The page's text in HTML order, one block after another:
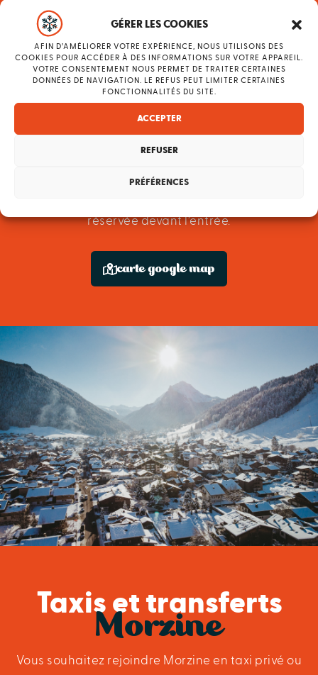
GÉRER LES COOKIES
AFIN D’AMÉLIORER VOTRE EXPÉRIENCE, NOUS UTILISONS DES
COOKIES POUR ACCÉDER À DES INFORMATIONS SUR VOTRE APPAREIL.
VOTRE CONSENTEMENT NOUS PERMET DE TRAITER CERTAINES
DONNÉES DE NAVIGATION. LE REFUS PEUT LIMITER CERTAINES
FONCTIONNALITÉS DU SITE.
ACCEPTER
REFUSER
PRÉFÉRENCES
Peut-on se garer
facilement ?
L’hôtel dispose de plus de 40 places de
stationnement gratuites (non réservables)
devant l’hôtel mais aussi sur le parking en face
de l’hôtel et enfin derrière l’hôtel chemin de la
Vieille Plagne. Une borne de recharge est
réservée devant l’entrée.
carte google map
Taxis et transferts
Morzine
Vous souhaitez rejoindre Morzine en taxi privé ou